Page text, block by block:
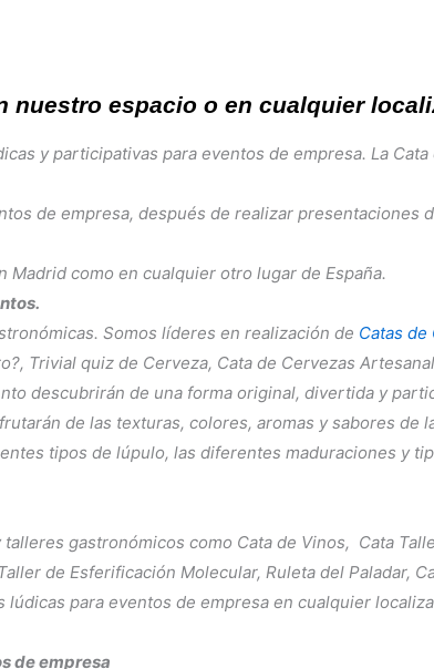
nuestro espacio o en cualquier
y participativas para eventos de empresa. La
de empresa, después de realizar
como en cualquier otro lugar de España.
Somos líderes en realización de Catas de
Trivial quiz de Cerveza, Cata de Cervezas
descubrirán de una forma original, divertida y
de las texturas, colores, aromas y sabores
tipos de lúpulo, las diferentes maduraciones y
gastronómicos como Cata de Vinos, Cata
de Esferificación Molecular, Ruleta del Paladar,
para eventos de empresa en cualquier
de empresa